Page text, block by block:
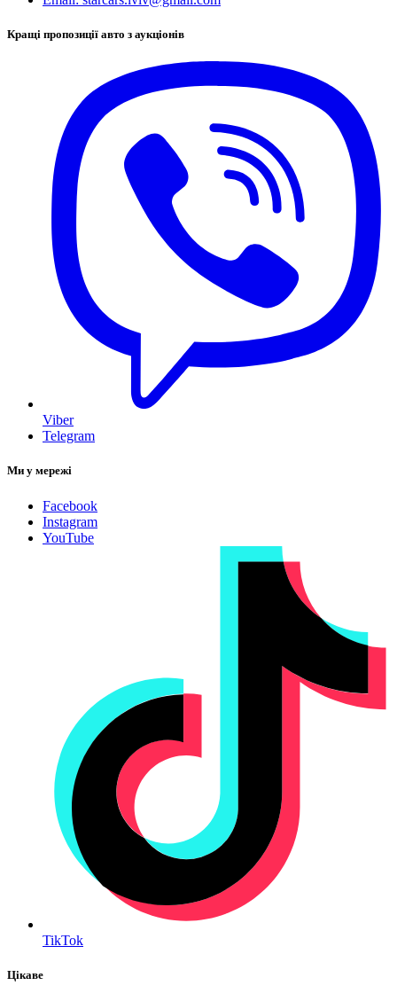
Кращі пропозиції авто з аукціонів
Viber
Telegram
Ми у мережі
Facebook
Instagram
YouTube
TikTok
Цікаве